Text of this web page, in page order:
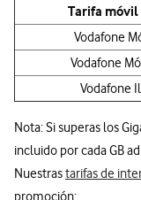
Tarifa
Vodafone
Vodafone
Vodafone
Nota: Si superas los
incluido por cada GB
Nuestrastarifas de
promoción: